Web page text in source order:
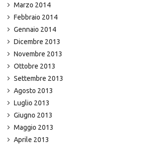
Marzo 2014
Febbraio 2014
Gennaio 2014
Dicembre 2013
Novembre 2013
Ottobre 2013
Settembre 2013
Agosto 2013
Luglio 2013
Giugno 2013
Maggio 2013
Aprile 2013